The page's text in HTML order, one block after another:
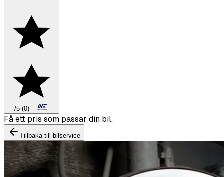
—/5 (0)
Boka däckbyte eller montering inför vintern.
Tillbaka till bilservice